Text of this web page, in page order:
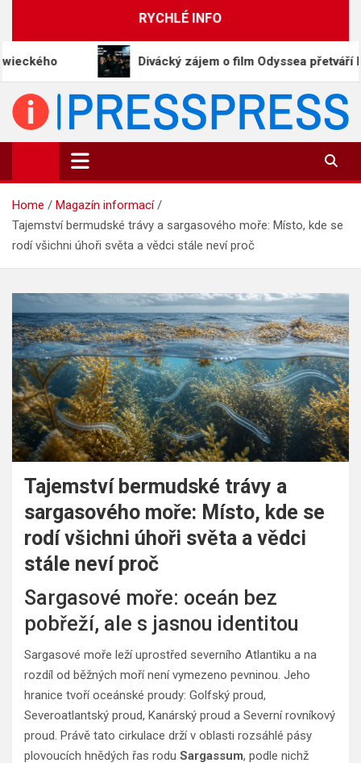
RYCHLÉ INFO
Divácký zájem o film Odyssea přetváří Homéra na
PressPress.cz
Vaše zprávy v souvislostech
Home
Magazín informací
Tajemství bermudské trávy a sargasového moře: Místo, kde se
rodí všichni úhoři světa a vědci stále neví proč
Tajemství bermudské trávy a
sargasového moře: Místo, kde se
rodí všichni úhoři světa a vědci
stále neví proč
Sargasové moře: oceán bez
pobřeží, ale s jasnou identitou
Sargasové moře leží uprostřed severního Atlantiku a na
rozdíl od běžných moří není vymezeno pevninou. Jeho
hranice tvoří oceánské proudy: Golfský proud,
Severoatlantský proud, Kanárský proud a Severní rovníkový
proud. Právě tato cirkulace drží v oblasti rozsáhlé pásy
plovoucích hnědých řas rodu Sargassum, podle nichž